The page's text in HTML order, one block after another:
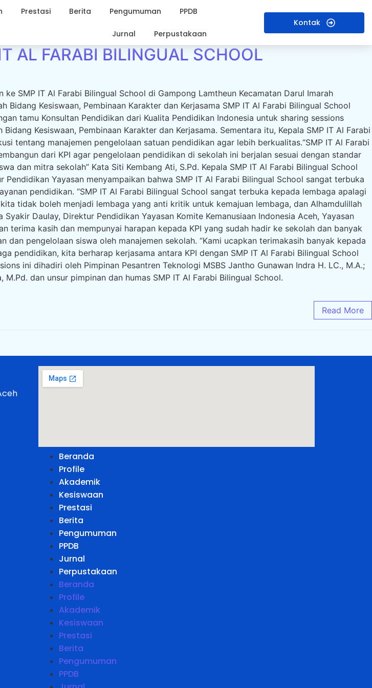
Prestasi Berita Pengumuman PPDB
Jurnal Perpustakaan
Kontak
AL FARABI BILINGUAL SCHOOL
SMP IT Al Farabi Bilingual School di Gampong Lamtheun Kecamatan Darul Imarah
Kesiswaan, Pembinaan Karakter dan Kerjasama SMP IT Al Farabi Bilingual School
tamu Konsultan Pendidikan dari Kualita Pendidikan Indonesia untuk sharing sessions
Kesiswaan, Pembinaan Karakter dan Kerjasama. Sementara itu, Kepala SMP IT Al Farabi
tentang manajemen pengelolaan satuan pendidikan agar lebih berkualitas.“SMP IT Al Farabi
dari KPI agar pengelolaan pendidikan di sekolah ini berjalan sesuai dengan standar
dan mitra sekolah” Kata Siti Kembang Ati, S.Pd. Kepala SMP IT Al Farabi Bilingual School
Yayasan menyampaikan bahwa SMP IT Al Farabi Bilingual School sangat terbuka
pendidikan. “SMP IT Al Farabi Bilingual School sangat terbuka kepada lembaga apalagi
tidak boleh menjadi lembaga yang anti kritik untuk kemajuan lembaga, dan Alhamdulillah
Daulay, Direktur Pendidikan Yayasan Komite Kemanusiaan Indonesia Aceh, Yayasan
terima kasih dan mempunyai harapan kepada KPI yang sudah hadir ke sekolah dan banyak
pengelolaan siswa oleh manajemen sekolah. “Kami ucapkan terimakasih banyak kepada
pendidikan, kita berharap kerjasama antara KPI dengan SMP IT Al Farabi Bilingual School
ini dihadiri oleh Pimpinan Pesantren Teknologi MSBS Jantho Gunawan Indra H. LC., M.A.;
dan unsur pimpinan dan humas SMP IT Al Farabi Bilingual School.
Read More
Beranda
Profile
Akademik
Kesiswaan
Prestasi
Berita
Pengumuman
PPDB
Jurnal
Perpustakaan
Beranda
Profile
Akademik
Kesiswaan
Prestasi
Berita
Pengumuman
PPDB